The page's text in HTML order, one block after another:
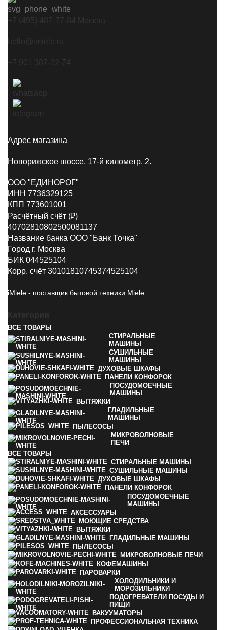
+7 (495) 487-77-84 Москва
hello@imiele.ru
+7 901 387-22-74
Адрес магазина
Новорижское шоссе, 17-й километр, 2.
ООО "ЕДИНОРОГ"
ИНН 7736329125
КПП 773601001
Расчётный счёт (₽)
40702810802500081137
Название банка ООО "Банк Точка"
Город г. Москва
БИК 044525104
Корр. счёт 30101810745374525104
iMiele - поставщик бытовой техники Miele
Категории
ВСЕ ТОВАРЫ
СТИРАЛЬНЫЕ
МАШИНЫ
СУШИЛЬНЫЕ
МАШИНЫ
ДУХОВЫЕ ШКАФЫ
ПАНЕЛИ КОНФОРОК
ПОСУДОМОЕЧНЫЕ
МАШИНЫ
ВЫТЯЖКИ
ГЛАДИЛЬНЫЕ
МАШИНЫ
ПЫЛЕСОСЫ
МИКРОВОЛНОВЫЕ
ПЕЧИ
ВСЕ ТОВАРЫ
СТИРАЛЬНЫЕ МАШИНЫ
СУШИЛЬНЫЕ МАШИНЫ
ДУХОВЫЕ ШКАФЫ
ПАНЕЛИ КОНФОРОК
ПОСУДОМОЕЧНЫЕ
МАШИНЫ
АКСЕССУАРЫ
МОЮЩИЕ СРЕДСТВА
ВЫТЯЖКИ
ГЛАДИЛЬНЫЕ МАШИНЫ
ПЫЛЕСОСЫ
МИКРОВОЛНОВЫЕ ПЕЧИ
КОФЕМАШИНЫ
ПАРОВАРКИ
ХОЛОДИЛЬНИКИ И
МОРОЗИЛЬНИКИ
ПОДОГРЕВАТЕЛИ ПОСУДЫ И
ПИЩИ
ВАКУУМАТОРЫ
ПРОФЕССИОНАЛЬНАЯ ТЕХНИКА